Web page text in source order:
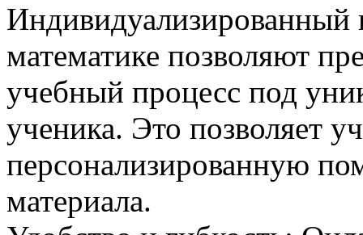
математике позволяют
учебный процесс под
ученика. Это позволяет
персонализированную
материала.